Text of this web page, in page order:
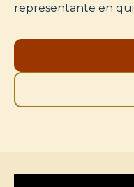
representante en